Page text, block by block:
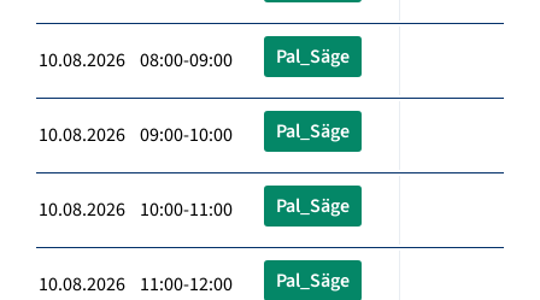
10.08.2026 08:00-09:00 Pal_Säge
10.08.2026 09:00-10:00 Pal_Säge
10.08.2026 10:00-11:00 Pal_Säge
10.08.2026 11:00-12:00 Pal_Säge